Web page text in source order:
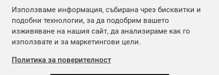
Email: office@agro.bg
FACEBOOK
Използваме информация, събирана чрез бисквитки и
подобни технологии, за да подобрим вашето
изживяване на нашия сайт, да анализираме как го
използвате и за маркетингови цели.
Политика за поверителност